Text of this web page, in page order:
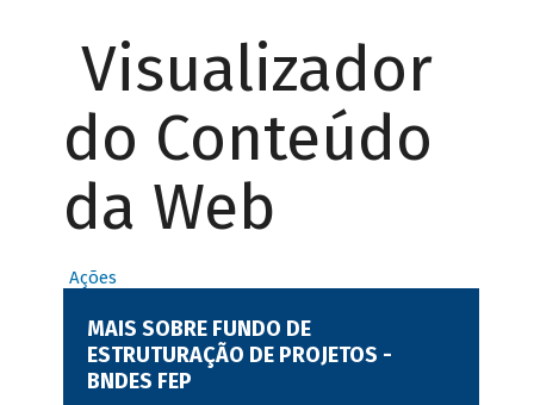
Visualizador
do Conteúdo
da Web
Ações
MAIS SOBRE FUNDO DE
ESTRUTURAÇÃO DE PROJETOS -
BNDES FEP